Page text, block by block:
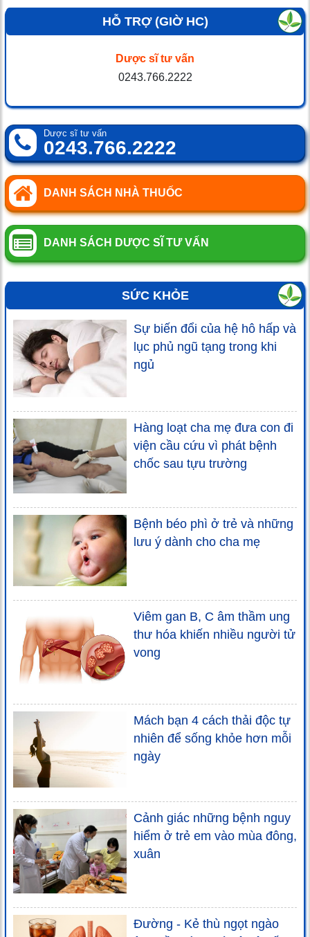
HỖ TRỢ (GIỜ HC)
Dược sĩ tư vấn
0243.766.2222
Dược sĩ tư vấn
0243.766.2222
DANH SÁCH NHÀ THUỐC
DANH SÁCH DƯỢC SĨ TƯ VẤN
SỨC KHỎE
Sự biến đổi của hệ hô hấp và
lục phủ ngũ tạng trong khi
ngủ
Hàng loạt cha mẹ đưa con đi
viện cầu cứu vì phát bệnh
chốc sau tựu trường
Bệnh béo phì ở trẻ và những
lưu ý dành cho cha mẹ
Viêm gan B, C âm thầm ung
thư hóa khiến nhiều người tử
vong
Mách bạn 4 cách thải độc tự
nhiên để sống khỏe hơn mỗi
ngày
Cảnh giác những bệnh nguy
hiểm ở trẻ em vào mùa đông,
xuân
Đường - Kẻ thù ngọt ngào